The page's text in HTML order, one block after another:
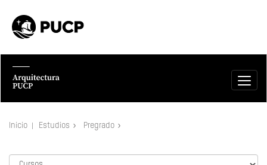
Inicio Estudios Pregrado